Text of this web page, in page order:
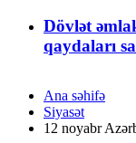
Dövlət
qaydaları
Ana səhifə
Siyasət
12 noyabr